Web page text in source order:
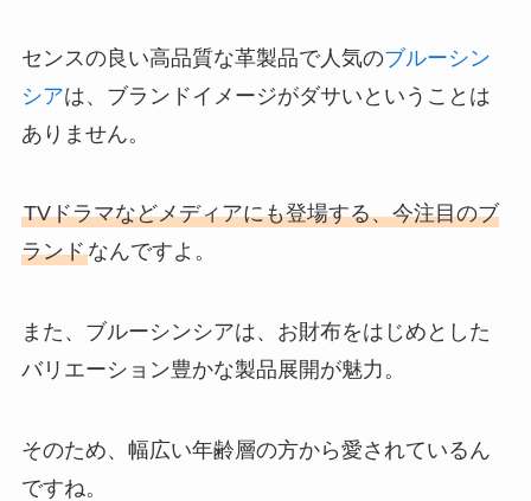
センスの良い高品質な革製品で人気のブルーシン
シアは、ブランドイメージがダサいということは
ありません。
TVドラマなどメディアにも登場する、今注目のブ
ランドなんですよ。
また、ブルーシンシアは、お財布をはじめとした
バリエーション豊かな製品展開が魅力。
そのため、幅広い年齢層の方から愛されているん
ですね。